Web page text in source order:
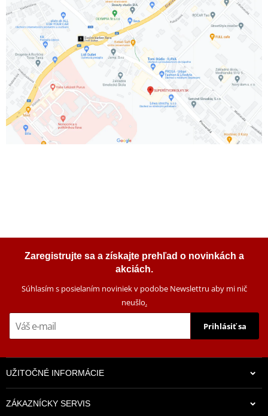
Zaregistrujte sa a získajte prehľad o novinkách a
akciách.
Súhlasím s posielaním noviniek v podobe Newslettru aby mi nič
neušlo.
Prihlásiť sa
UŽITOČNÉ INFORMÁCIE
ZÁKAZNÍCKY SERVIS